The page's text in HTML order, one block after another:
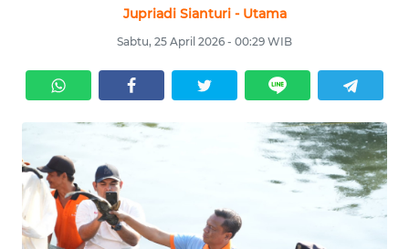
Jupriadi Sianturi - Utama
Sabtu, 25 April 2026 - 00:29 WIB
SERBI
OPINI
Informasi
INDEKS
BERITA